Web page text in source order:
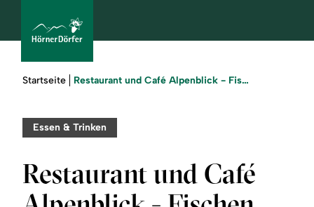
Urlaub
Sie
Startseite Restaurant und Café Alpenblick - Fischen
Essen & Trinken
Restaurant und Café